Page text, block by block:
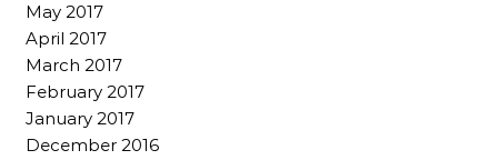
May 2017
April 2017
March 2017
February 2017
January 2017
December 2016